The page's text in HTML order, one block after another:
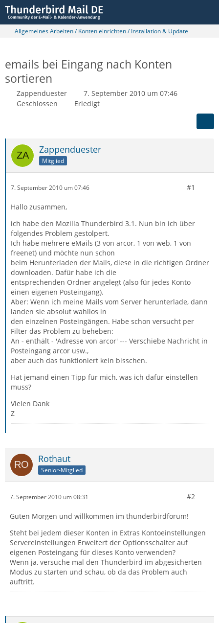
Allgemeines Arbeiten / Konten einrichten / Installation & Update
emails bei Eingang nach Konten
sortieren
Zappenduester
7. September 2010 um 07:46
Geschlossen
Erledigt
Zappenduester
Mitglied
7. September 2010 um 07:46 #1
Hallo zusammen,
ich habe den Mozilla Thunderbird 3.1. Nun bin ich über
folgendes Problem gestolpert.
Ich habe mehrere eMails (3 von arcor, 1 von web, 1 von
freenet) und möchte nun schon
beim Herunterladen der Mails, diese in die richtigen Ordner
downloaden. Dafür habe ich die
entsprechenden Ordner angelegt (also für jedes Konto
einen eigenen Posteingang).
Aber: Wenn ich meine Mails vom Server herunterlade, dann
landen sie absolut wahllos in
den einzelnen Posteingängen. Habe schon versucht per
Filter das Problem zu beheben:
An - enthält - 'Adresse von arcor' --- Verschiebe Nachricht in
Posteingang arcor usw.,
aber auch das funktioniert kein bisschen.
Hat jemand einen Tipp für mich, was ich dafür einstellen
muss?
Vielen Dank
Z
Rothaut
Senior-Mitglied
7. September 2010 um 08:31 #2
Guten Morgen und willkommen im thunderbirdforum!
Steht bei jedem dieser Konten in Extras Kontoeinstellungen
Servereinstellungen Erweitert der Optionsschalter auf
eigenen Posteingang für dieses Konto verwenden?
Wenn ja, versuche mal den Thunderbird im abgesicherten
Modus zu starten und schau, ob da das Problem auch
auftritt.